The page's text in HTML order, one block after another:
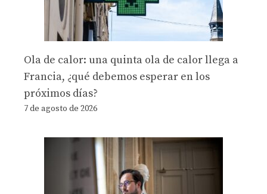
Ola de calor: una quinta ola de calor llega a
Francia, ¿qué debemos esperar en los
próximos días?
7 de agosto de 2026